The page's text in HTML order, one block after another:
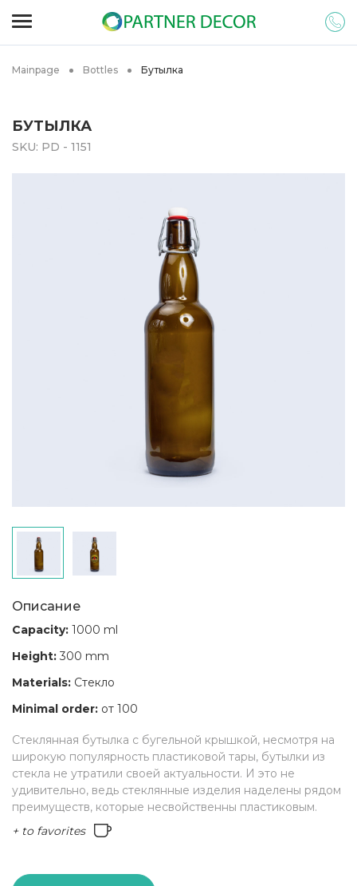
Mainpage Bottles Бутылка
БУТЫЛКА
SKU: PD - 1151
Описание
Capacity: 1000 ml
Height: 300 mm
Materials: Стекло
Minimal order: от 100
Стеклянная бутылка с бугельной крышкой, несмотря на
широкую популярность пластиковой тары, бутылки из
стекла не утратили своей актуальности. И это не
удивительно, ведь стеклянные изделия наделены рядом
преимуществ, которые несвойственны пластиковым.
+ to favorites